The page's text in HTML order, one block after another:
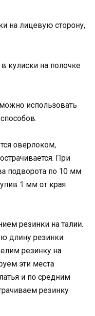
на лицевую сторону,
кулиски на полочке
использовать
оверлоком,
При
подворота по 10 мм
1 мм от края
резинки на талии.
длину резинки.
резинку на
эти места
и по средним
резинку